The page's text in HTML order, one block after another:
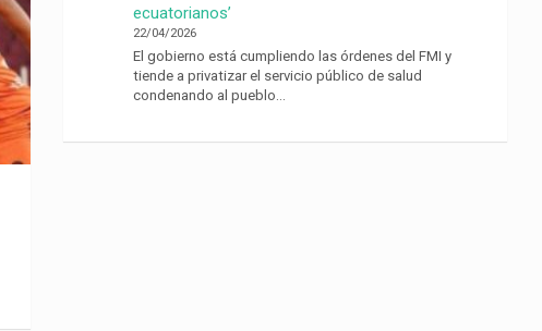
ecuatorianos’
22/04/2026
El gobierno está cumpliendo las órdenes del FMI y
tiende a privatizar el servicio público de salud
condenando al pueblo…